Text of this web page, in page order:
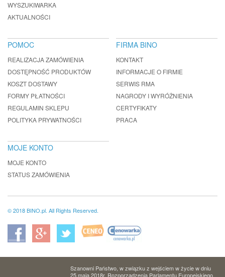
WYSZUKIWARKA
AKTUALNOŚCI
POMOC
REALIZACJA ZAMÓWIENIA
DOSTĘPNOŚĆ PRODUKTÓW
KOSZT DOSTAWY
FORMY PŁATNOŚCI
REGULAMIN SKLEPU
POLITYKA PRYWATNOŚCI
FIRMA BINO
KONTAKT
INFORMACJE O FIRMIE
SERWIS RMA
NAGRODY I WYRÓŻNIENIA
CERTYFIKATY
PRACA
MOJE KONTO
MOJE KONTO
STATUS ZAMÓWIENIA
© 2018 BINO.pl. All Rights Reserved.
Szanowni Państwo, w związku z wejściem w życie w dniu
25 maja 2018r. Rozporządzenia Parlamentu Europejskiego